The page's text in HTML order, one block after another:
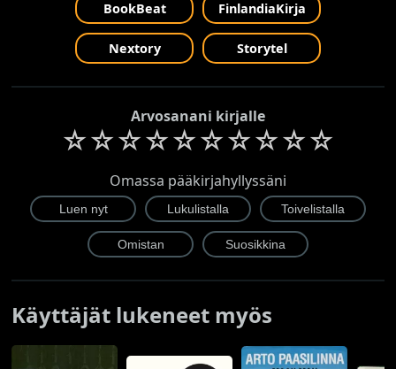
BookBeat FinlandiaKirja
Nextory Storytel
Arvosanani kirjalle
☆☆☆☆☆☆☆☆☆☆
Omassa pääkirjahyllyssäni
Käyttäjät lukeneet myös